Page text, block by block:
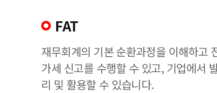
FAT
재무회계의 기본 순환과정을 이해하고
가세 신고를 수행할 수 있고, 기업에서
리 및 활용할 수 있습니다.